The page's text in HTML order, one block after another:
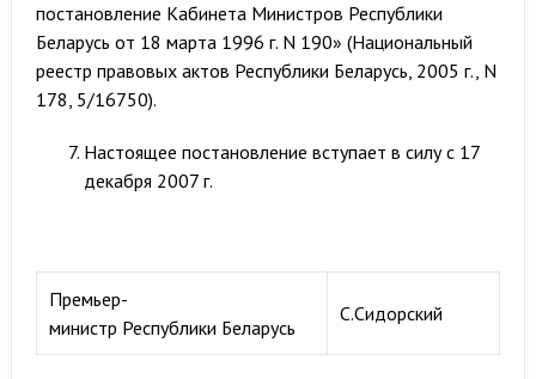
постановление Кабинета Министров Республики
Беларусь от 18 марта 1996 г. N 190» (Национальный
реестр правовых актов Республики Беларусь, 2005 г., N
178, 5/16750).
Настоящее постановление вступает в силу с 17
декабря 2007 г.
Премьер-
министр Республики Беларусь
С.Сидорский